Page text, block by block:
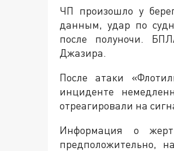
ЧП произошло у
данным, удар по
после полуночи.
Джазира.
После атаки
инциденте
отреагировали на
Информация о
предположительно,